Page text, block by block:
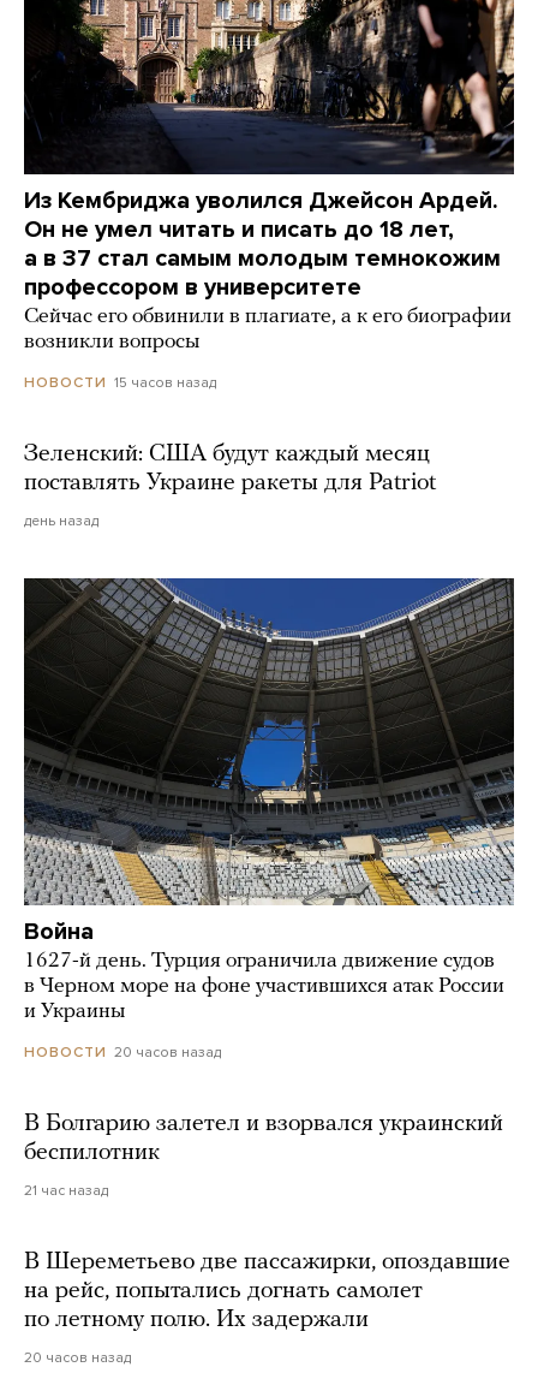
Из Кембриджа уволился Джейсон Ардей.
Он не умел читать и писать до 18 лет,
а в 37 стал самым молодым темнокожим
профессором в университете
Сейчас его обвинили в плагиате, а к его биографии
возникли вопросы
НОВОСТИ 15 часов назад
Зеленский: США будут каждый месяц
поставлять Украине ракеты для Patriot
день назад
Война
1627-й день. Турция ограничила движение судов
в Черном море на фоне участившихся атак России
и Украины
НОВОСТИ 20 часов назад
В Болгарию залетел и взорвался украинский
беспилотник
21 час назад
В Шереметьево две пассажирки, опоздавшие
на рейс, попытались догнать самолет
по летному полю. Их задержали
20 часов назад